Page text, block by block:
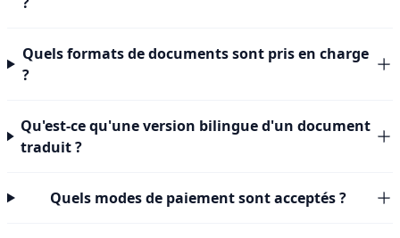
Quels formats de documents sont pris en charge
?
Qu'est-ce qu'une version bilingue d'un document
traduit ?
Quels modes de paiement sont acceptés ?